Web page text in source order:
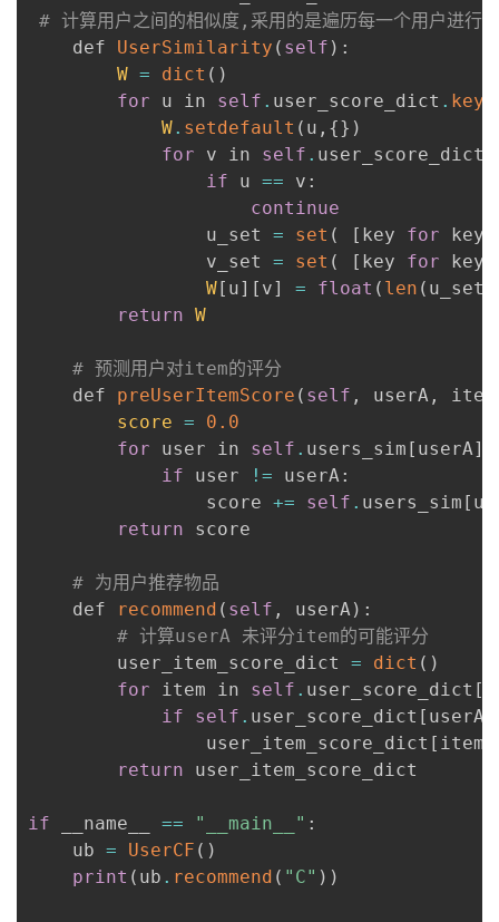
# 计算用户之间的相似度,采用的是遍历每一个用户进行
    def
UserSimilarity ( self ) :
W = dict ( )
for u in self . user_score_dict . keys
W. setdefault ( u , {} )
for v in self . user_score_dict
if u == v :
continue
                u_set
= set ( [ key for
                v_set
= set ( [ key for
W[ u] [ v] = float ( len ( u_set
return W
# 预测用户对item的评分
    def
preUserItemScore ( self , userA , item
score =
0.0
for user in self . users_sim [ userA]
if user != userA:
                score
+= self . users_sim [
return score
# 为用户推荐物品
    def
recommend ( self , userA) :
# 计算userA 未评分item的可能评分
        user_item_score_dict
= dict ( )
for item in self . user_score_dict [
if
self . user_score_dict [ userA
                user_item_score_dict
[ item
return user_item_score_dict
if __name__ == "__main__" :
    ub
= UserCF ( )
print ( ub . recommend ( "C" ) )